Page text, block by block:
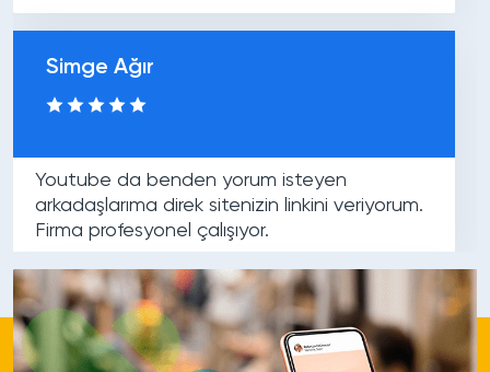
Simge Ağır
Youtube da benden yorum isteyen
arkadaşlarıma direk sitenizin linkini veriyorum.
Firma profesyonel çalışıyor.
Tolga Tek